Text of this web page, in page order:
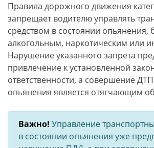
Правила дорожного движения
запрещает водителю управлять
средством в состоянии опьянения,
алкогольным, наркотическим или
Нарушение указанного запрета
привлечение к установленной
ответственности, а совершение
опьянения является отягчающим
Важно! Управление
в состоянии опьянения уже